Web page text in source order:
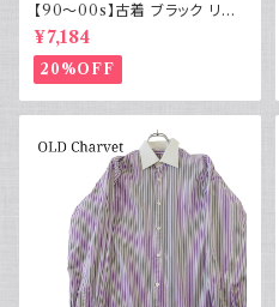
【90～00s】古着 ブラック リネ
ンコットンシャツ 黒 ボックスシ
ルエット
¥7,184
20%OFF